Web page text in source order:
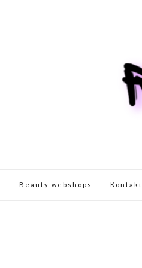
Beauty webshops Kontakt